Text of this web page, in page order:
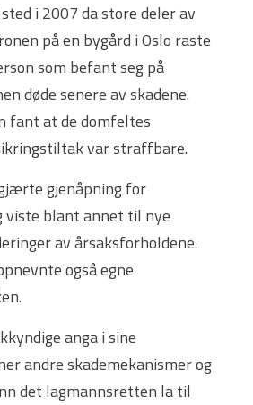
i 2007 da store deler av
på en bygård i Oslo raste
som befant seg på
døde senere av skadene.
fant at de domfeltes
var straffbare.
gjenåpning for
viste blant annet til nye
av årsaksforholdene.
også egne
anga i sine
andre skademekanismer og
det lagmannsretten la til